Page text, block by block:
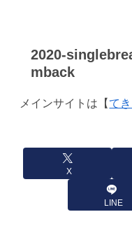
2020-
mback
メインサイトは【て
X
LINE